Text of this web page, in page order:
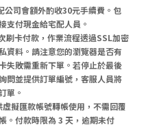
公司會額外酌收30元手續費。包
支付現金給宅配人員。
刷卡付款，作業流程透過SSL加密
資料。請注意您的瀏覽器是否有
失敗需重新下單。若停止於最後
問並提供訂單編號，客服人員將
單。
擬匯款帳號轉帳使用，不需回覆
。付款時限為 3 天，逾期未付